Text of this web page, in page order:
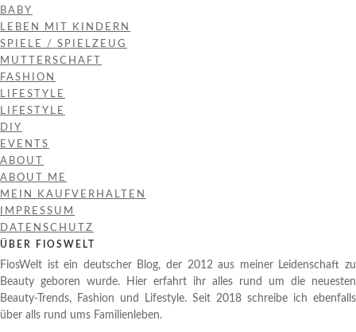
BABY
LEBEN MIT KINDERN
SPIELE / SPIELZEUG
MUTTERSCHAFT
FASHION
LIFESTYLE
LIFESTYLE
DIY
EVENTS
ABOUT
ABOUT ME
MEIN KAUFVERHALTEN
IMPRESSUM
DATENSCHUTZ
ÜBER FIOSWELT
FiosWelt ist ein deutscher Blog, der 2012 aus meiner Leidenschaft zu
Beauty geboren wurde. Hier erfahrt ihr alles rund um die neuesten
Beauty-Trends, Fashion und Lifestyle. Seit 2018 schreibe ich ebenfalls
über alls rund ums Familienleben.